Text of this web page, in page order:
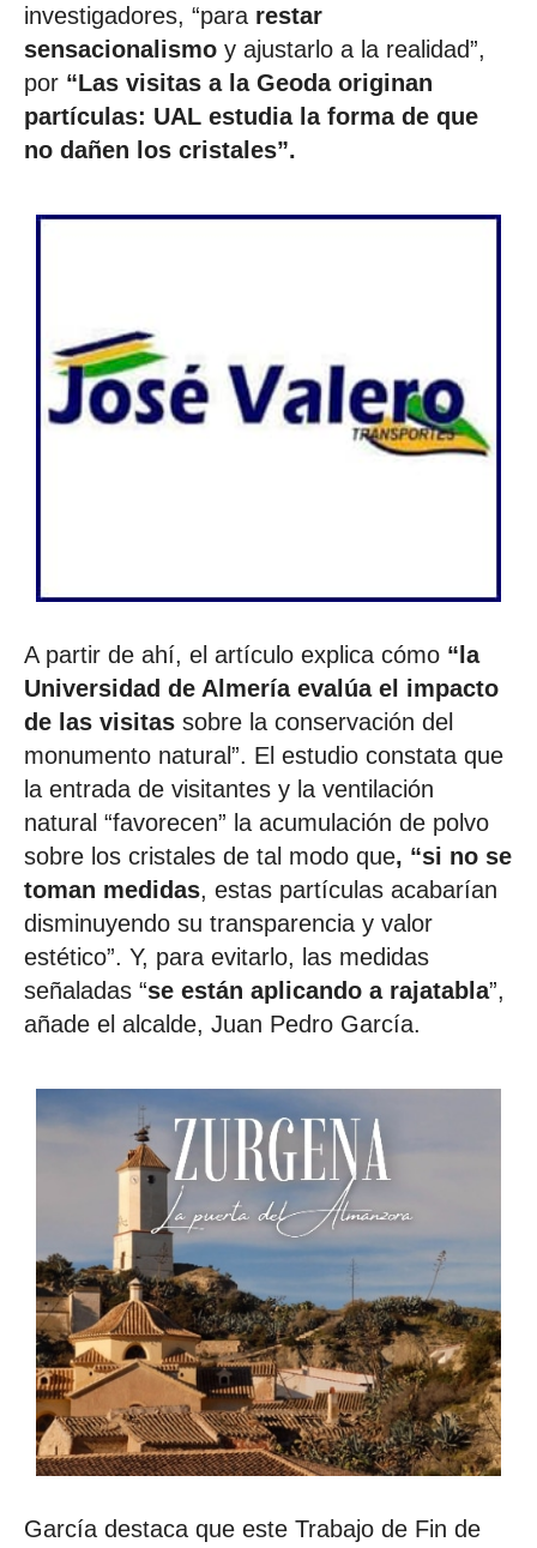
investigadores, “para restar
sensacionalismo y ajustarlo a la realidad”,
por “Las visitas a la Geoda originan
partículas: UAL estudia la forma de que
no dañen los cristales”.
A partir de ahí, el artículo explica cómo “la
Universidad de Almería evalúa el impacto
de las visitas sobre la conservación del
monumento natural”. El estudio constata que
la entrada de visitantes y la ventilación
natural “favorecen” la acumulación de polvo
sobre los cristales de tal modo que, “si no se
toman medidas, estas partículas acabarían
disminuyendo su transparencia y valor
estético”. Y, para evitarlo, las medidas
señaladas “se están aplicando a rajatabla”,
añade el alcalde, Juan Pedro García.
García destaca que este Trabajo de Fin de